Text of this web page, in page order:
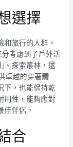
選擇
和旅行的人群。
考慮到了戶外活
、探索叢林，還
卓越的穿著體
下，也能保持乾
用性，能夠應對
佳伴侶。
合